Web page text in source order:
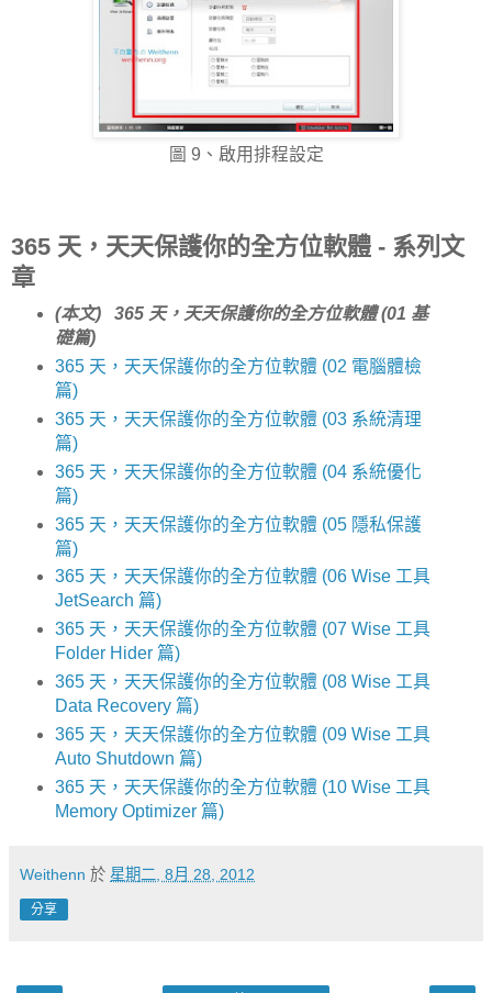
圖 9、啟用排程設定
365 天，天天保護你的全方位軟體 - 系列文
章
(本文) 365 天，天天保護你的全方位軟體 (01 基
礎篇)
365 天，天天保護你的全方位軟體 (02 電腦體檢
篇)
365 天，天天保護你的全方位軟體 (03 系統清理
篇)
365 天，天天保護你的全方位軟體 (04 系統優化
篇)
365 天，天天保護你的全方位軟體 (05 隱私保護
篇)
365 天，天天保護你的全方位軟體 (06 Wise 工具
JetSearch 篇)
365 天，天天保護你的全方位軟體 (07 Wise 工具
Folder Hider 篇)
365 天，天天保護你的全方位軟體 (08 Wise 工具
Data Recovery 篇)
365 天，天天保護你的全方位軟體 (09 Wise 工具
Auto Shutdown 篇)
365 天，天天保護你的全方位軟體 (10 Wise 工具
Memory Optimizer 篇)
Weithenn 於 星期二, 8月 28, 2012
分享